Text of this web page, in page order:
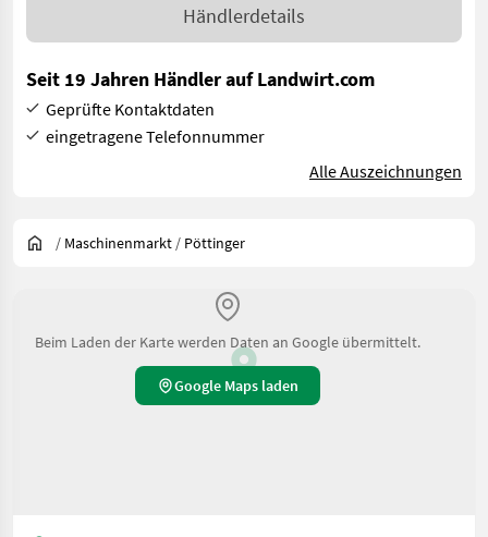
Händlerdetails
Seit 19 Jahren Händler auf Landwirt.com
Geprüfte Kontaktdaten
eingetragene Telefonnummer
Alle Auszeichnungen
/ Maschinenmarkt / Pöttinger
Beim Laden der Karte werden Daten an Google übermittelt.
Google Maps laden